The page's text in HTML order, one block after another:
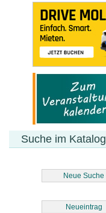
Suche im Katalog
Neue Suche
Neueintrag